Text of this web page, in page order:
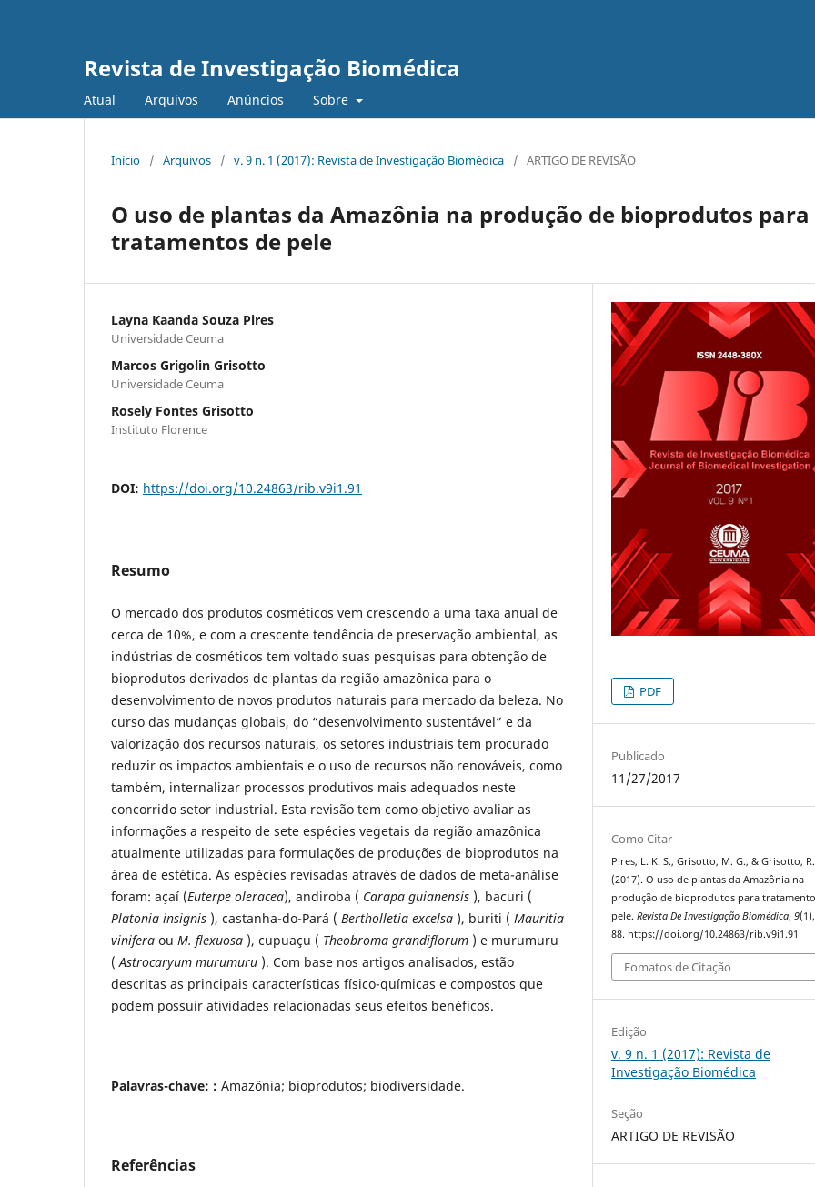
Revista de Investigação Biomédica
Atual Arquivos Anúncios Sobre
Início / Arquivos / v. 9 n. 1 (2017): Revista de Investigação Biomédica / ARTIGO DE REVISÃO
O uso de plantas da Amazônia na produção de bioprodutos para
tratamentos de pele
Layna Kaanda Souza Pires
Universidade Ceuma
Marcos Grigolin Grisotto
Universidade Ceuma
Rosely Fontes Grisotto
Instituto Florence
DOI: https://doi.org/10.24863/rib.v9i1.91
Resumo
O mercado dos produtos cosméticos vem crescendo a uma taxa anual de
cerca de 10%, e com a crescente tendência de preservação ambiental, as
indústrias de cosméticos tem voltado suas pesquisas para obtenção de
bioprodutos derivados de plantas da região amazônica para o
desenvolvimento de novos produtos naturais para mercado da beleza. No
curso das mudanças globais, do “desenvolvimento sustentável” e da
valorização dos recursos naturais, os setores industriais tem procurado
reduzir os impactos ambientais e o uso de recursos não renováveis, como
também, internalizar processos produtivos mais adequados neste
concorrido setor industrial. Esta revisão tem como objetivo avaliar as
informações a respeito de sete espécies vegetais da região amazônica
atualmente utilizadas para formulações de produções de bioprodutos na
área de estética. As espécies revisadas através de dados de meta-análise
foram: açaí (Euterpe oleracea), andiroba ( Carapa guianensis ), bacuri (
Platonia insignis ), castanha-do-Pará ( Bertholletia excelsa ), buriti ( Mauritia
vinifera ou M. flexuosa ), cupuaçu ( Theobroma grandiflorum ) e murumuru
(Astrocaryum murumuru ). Com base nos artigos analisados, estão
descritas as principais características físico-químicas e compostos que
podem possuir atividades relacionadas seus efeitos benéficos.
Palavras-chave: : Amazônia; bioprodutos; biodiversidade.
Referências
PDF
Publicado
11/27/2017
Como Citar
Pires, L. K. S., Grisotto, M. G., & Grisotto,
(2017). O uso de plantas da Amazônia na
produção de bioprodutos para
pele.Revista De Investigação Biomédica,9
88. https://doi.org/10.24863/rib.v9i1.91
Fomatos de Citação
Edição
v. 9 n. 1 (2017): Revista de
Investigação Biomédica
Seção
ARTIGO DE REVISÃO